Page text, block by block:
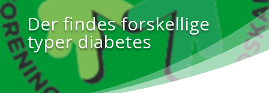
Der findes forskellige
typer diabetes